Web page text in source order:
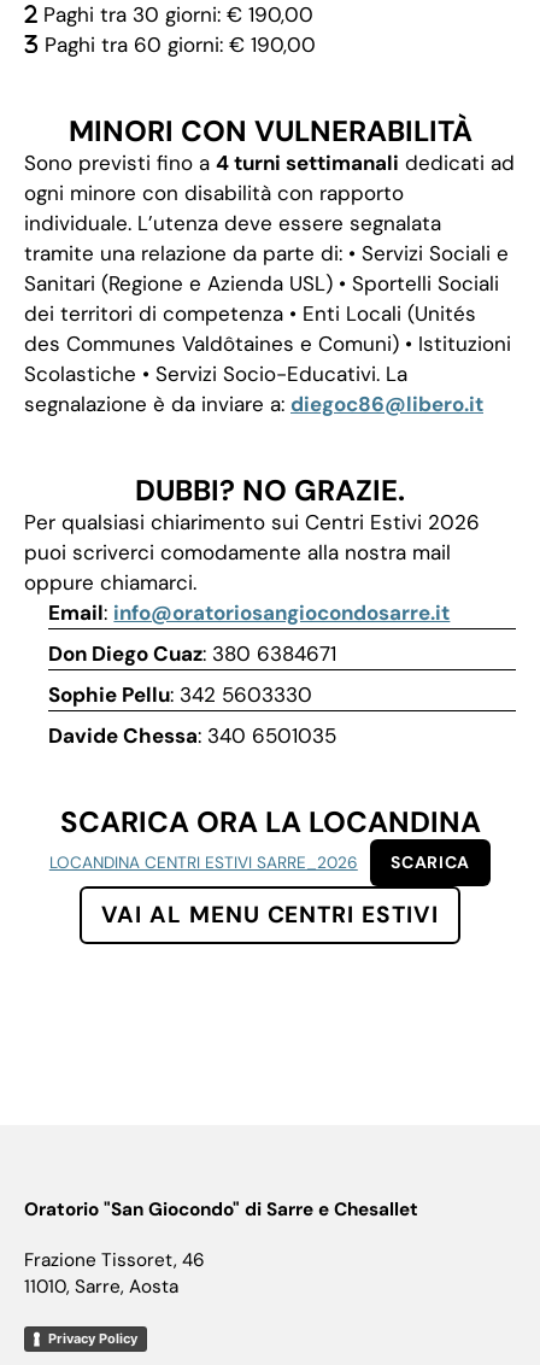
Paghi tra 30 giorni: € 190,00
Paghi tra 60 giorni: € 190,00
MINORI CON VULNERABILITÀ
Sono previsti fino a 4 turni settimanali dedicati ad
ogni minore con disabilità con rapporto
individuale. L’utenza deve essere segnalata
tramite una relazione da parte di: • Servizi Sociali e
Sanitari (Regione e Azienda USL) • Sportelli Sociali
dei territori di competenza • Enti Locali (Unités
des Communes Valdôtaines e Comuni) • Istituzioni
Scolastiche • Servizi Socio-Educativi. La
segnalazione è da inviare a: diegoc86@libero.it
DUBBI? NO GRAZIE.
Per qualsiasi chiarimento sui Centri Estivi 2026
puoi scriverci comodamente alla nostra mail
oppure chiamarci.
Email: info@oratoriosangiocondosarre.it
Don Diego Cuaz: 380 6384671
Sophie Pellu: 342 5603330
Davide Chessa: 340 6501035
SCARICA ORA LA LOCANDINA
LOCANDINA CENTRI ESTIVI SARRE_2026 SCARICA
VAI AL MENU CENTRI ESTIVI
Oratorio "San Giocondo" di Sarre e Chesallet
Frazione Tissoret, 46
11010, Sarre, Aosta
Privacy Policy